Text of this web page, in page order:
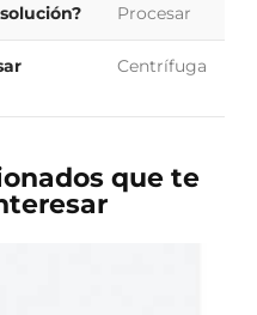
Procesar
Centrífuga
que te